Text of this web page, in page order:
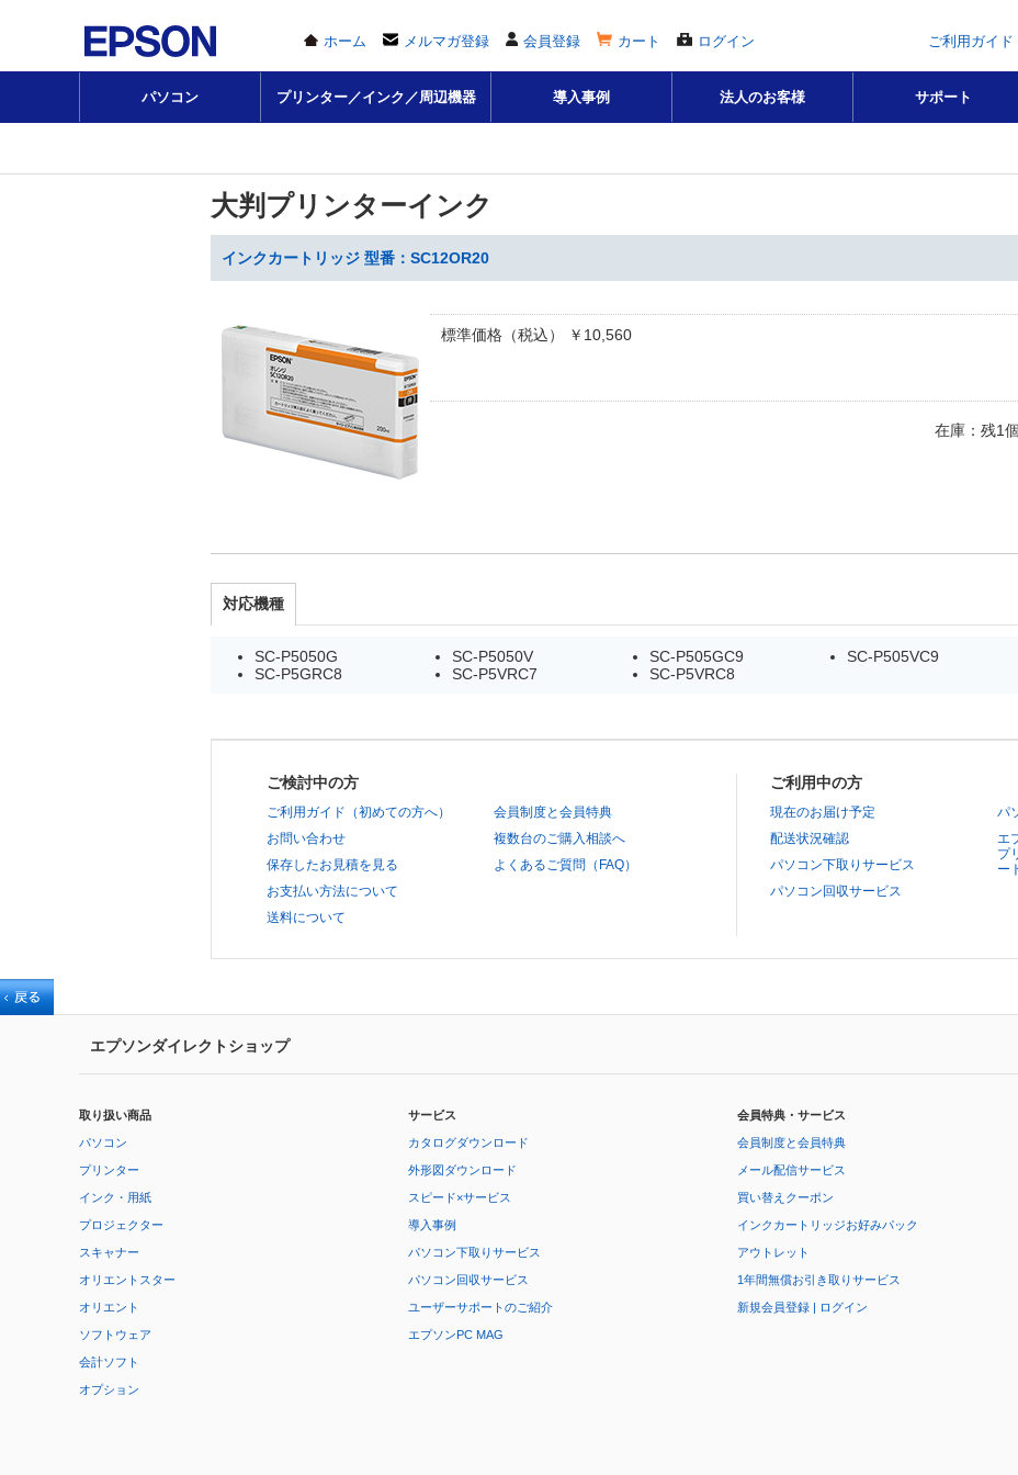
ホーム メルマガ登録 会員登録 カート ログイン ご利用ガイド
パソコン プリンター／インク／周辺機器 導入事例 法人のお客様 サポート
大判プリンターインク
インクカートリッジ 型番：SC12OR20
標準価格（税込） ￥10,560
在庫：残1個
対応機種
SC-P5050G SC-P5050V SC-P505GC9 SC-P505VC9
SC-P5GRC8
SC-P5VRC7 SC-P5VRC8
ご検討中の方
ご利用ガイド（初めての方へ）
お問い合わせ
保存したお見積を見る
お支払い方法について
送料について
会員制度と会員特典
複数台のご購入相談へ
よくあるご質問（FAQ）
ご利用中の方
現在のお届け予定
配送状況確認
パソコン下取りサービス
パソコン回収サービス
パ
エ
プ
ー
エプソンダイレクトショップ
取り扱い商品
パソコン
プリンター
インク・用紙
プロジェクター
スキャナー
オリエントスター
オリエント
ソフトウェア
会計ソフト
オプション
サービス
カタログダウンロード
外形図ダウンロード
スピード×サービス
導入事例
パソコン下取りサービス
パソコン回収サービス
ユーザーサポートのご紹介
エプソンPC MAG
会員特典・サービス
会員制度と会員特典
メール配信サービス
買い替えクーポン
インクカートリッジお好みパック
アウトレット
1年間無償お引き取りサービス
新規会員登録 | ログイン